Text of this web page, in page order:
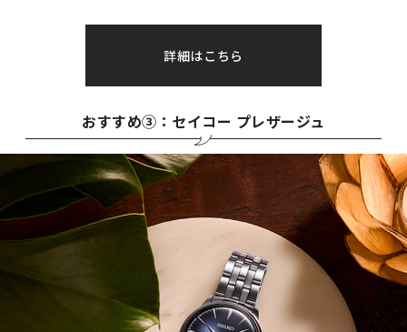
詳細はこちら
おすすめ③：セイコー プレザージュ